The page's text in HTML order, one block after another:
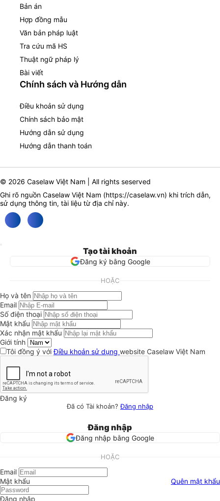
Bản án
Hợp đồng mẫu
Văn bản pháp luật
Tra cứu mã HS
Thuật ngữ pháp lý
Bài viết
Chính sách và Hướng dẫn
Điều khoản sử dụng
Chính sách bảo mật
Hướng dẫn sử dụng
Hướng dẫn thanh toán
© 2026 Caselaw Việt Nam | All rights seserved
Ghi rõ nguồn Caselaw Việt Nam (https://caselaw.vn) khi trích dẫn,
sử dụng thông tin, tài liệu từ địa chỉ này.
Tạo tài khoản
Đăng ký bằng Google
HOẶC
Họ và tên
Email
Số điện thoại
Mật khẩu
Xác nhận mật khẩu
Giới tính
Tôi đồng ý vớiĐiều khoản sử dụng website Caselaw Việt Nam
Đăng ký
Đã có Tài khoản?Đăng nhập
Đăng nhập
Đăng nhập bằng Google
HOẶC
Email
Mật khẩu
Quên mật khẩu
Đăng nhập